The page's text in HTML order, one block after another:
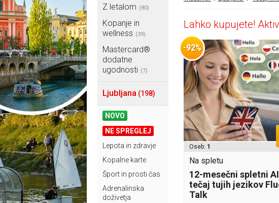
Z letalom (80)
Kopanje in
wellness (39)
Mastercard®
dodatne
ugodnosti (7)
Ljubljana (198)
NOVO
NE SPREGLEJ
Lepota in zdravje
Kopalne karte
Šport in prosti čas
Adrenalinska
doživetja
Lahko kupujete!
-92%
Oseb: 1
Na spletu
12-mesečni spletni AI
tečaj tujih jezikov
Talk